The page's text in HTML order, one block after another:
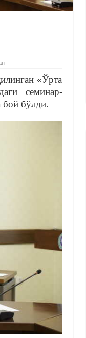
«Ўрта
семинар-
бой бўлди.